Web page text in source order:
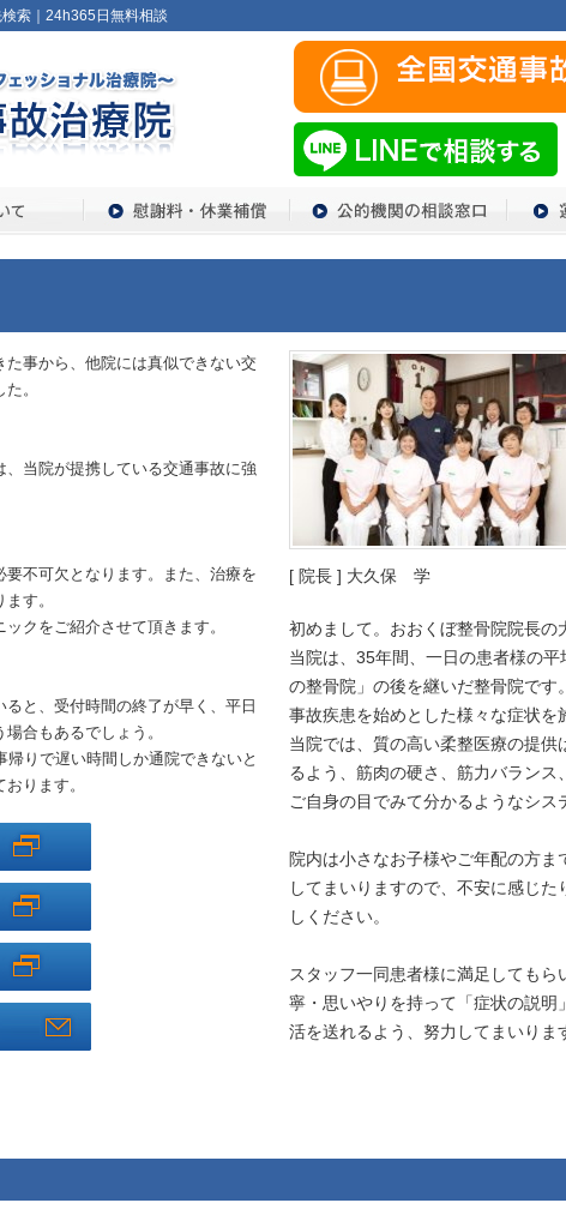
索｜24h365日無料相談
事から、他院には真似できない交
。
当院が提携している交通事故に強
不可欠となります。また、治療を
す。
クをご紹介させて頂きます。
と、受付時間の終了が早く、平日
合もあるでしょう。
りで遅い時間しか通院できないと
ります。
[ 院長 ] 大久保 学
初めまして。おおくぼ整骨院院長の
当院は、35年間、一日の患者様の
の整骨院」の後を継いだ整骨院で
事故疾患を始めとした様々な症状を
当院では、質の高い柔整医療の提供
るよう、筋肉の硬さ、筋力バラン
ご自身の目でみて分かるようなシス
院内は小さなお子様やご年配の方
してまいりますので、不安に感じ
しください。
スタッフ一同患者様に満足しても
寧・思いやりを持って「症状の説
活を送れるよう、努力してまいりま